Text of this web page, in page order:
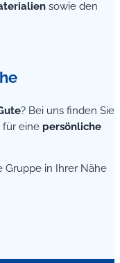
sowie den
? Bei uns finden Sie
für eine persönliche
Gruppe in Ihrer Nähe